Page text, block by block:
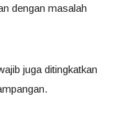
dengan masalah
juga ditingkatkan